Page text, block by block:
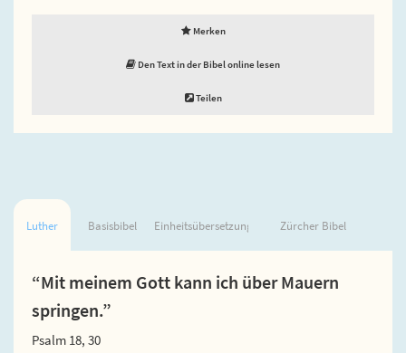
Merken
Den Text in der Bibel online lesen
Teilen
Luther Basisbibel Einheitsübersetzung Zürcher Bibel
“Mit meinem Gott kann ich über Mauern
springen.”
Psalm 18, 30